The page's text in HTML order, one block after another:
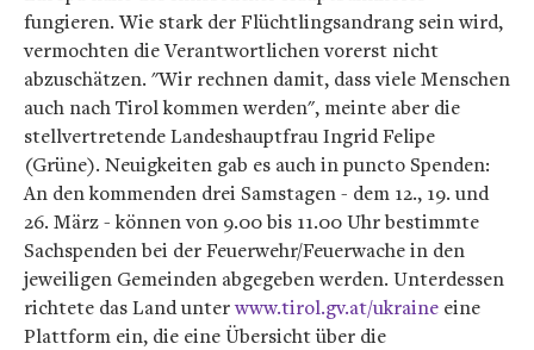
fungieren. Wie stark der Flüchtlingsandrang sein wird,
vermochten die Verantwortlichen vorerst nicht
abzuschätzen. "Wir rechnen damit, dass viele Menschen
auch nach Tirol kommen werden", meinte aber die
stellvertretende Landeshauptfrau Ingrid Felipe
(Grüne). Neuigkeiten gab es auch in puncto Spenden:
An den kommenden drei Samstagen - dem 12., 19. und
26. März - können von 9.00 bis 11.00 Uhr bestimmte
Sachspenden bei der Feuerwehr/Feuerwache in den
jeweiligen Gemeinden abgegeben werden. Unterdessen
richtete das Land unterwww.tirol.gv.at/ukraine eine
Plattform ein, die eine Übersicht über die